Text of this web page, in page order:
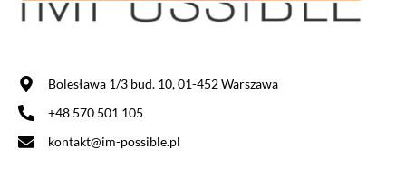
Bolesława 1/3 bud. 10, 01-452 Warszawa
+48 570 501 105
kontakt@im-possible.pl